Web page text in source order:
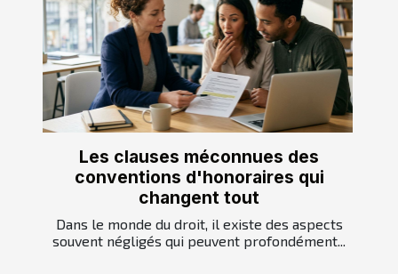
Les clauses méconnues des
conventions d'honoraires qui
changent tout
Dans le monde du droit, il existe des aspects
souvent négligés qui peuvent profondément...